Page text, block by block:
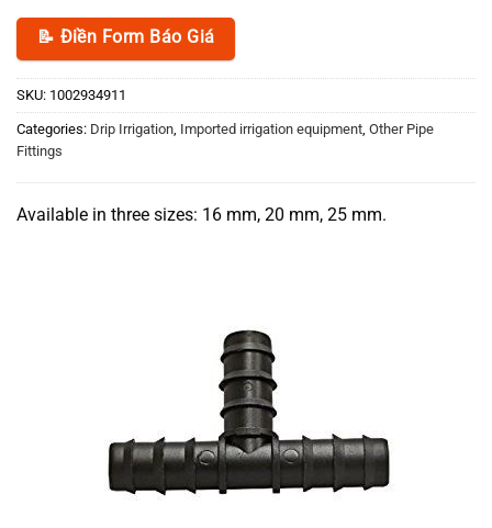
📝 Điền Form Báo Giá
SKU: 1002934911
Categories: Drip Irrigation Imported irrigation equipment Other Pipe
Fittings
Available in three sizes: 16 mm, 20 mm, 25 mm.